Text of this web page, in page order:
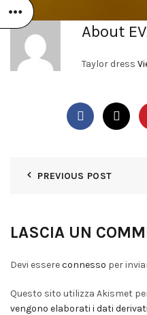
About
Taylor dress
PREVIOUS POST
LASCIA UN
Devi essereconnesso per
Questo sito utilizza Akismet
vengono elaborati i dati